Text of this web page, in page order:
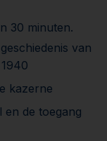
30 minuten.
van
kazerne
en de toegang